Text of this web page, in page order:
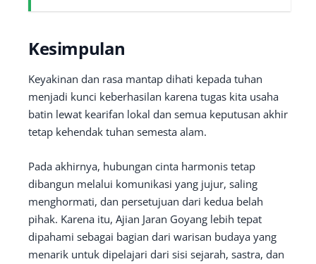
Kesimpulan
Keyakinan dan rasa mantap dihati kepada tuhan
menjadi kunci keberhasilan karena tugas kita usaha
batin lewat kearifan lokal dan semua keputusan akhir
tetap kehendak tuhan semesta alam.
Pada akhirnya, hubungan cinta harmonis tetap
dibangun melalui komunikasi yang jujur, saling
menghormati, dan persetujuan dari kedua belah
pihak. Karena itu, Ajian Jaran Goyang lebih tepat
dipahami sebagai bagian dari warisan budaya yang
menarik untuk dipelajari dari sisi sejarah, sastra, dan